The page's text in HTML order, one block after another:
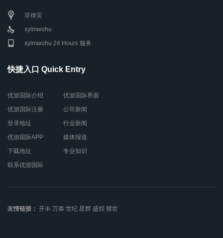
菲律宾
xylmwohu
xylmwohu 24 Hours 服务
快捷入口 Quick Entry
优游国际介绍
优游国际注册
登录地址
优游国际APP
下载地址
联系优游国际
优游国际界面
公司新闻
行业新闻
媒体报道
专业知识
友情链接： 开丰 万泰 世纪 星辉 盛煌 耀世